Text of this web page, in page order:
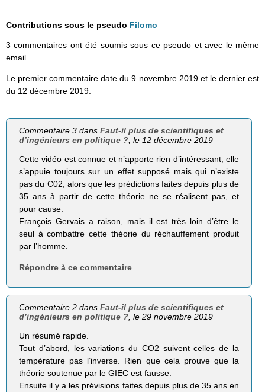
Contributions sous le pseudo Filomo
3 commentaires ont été soumis sous ce pseudo et avec le même
email.
Le premier commentaire date du 9 novembre 2019 et le dernier est
du 12 décembre 2019.
Commentaire 3 dansFaut-il plus de scientifiques et
d’ingénieurs en politique ?, le 12 décembre 2019
Cette vidéo est connue et n’apporte rien d’intéressant, elle
s’appuie toujours sur un effet supposé mais qui n’existe
pas du C02, alors que les prédictions faites depuis plus de
35 ans à partir de cette théorie ne se réalisent pas, et
pour cause.
François Gervais a raison, mais il est très loin d’être le
seul à combattre cette théorie du réchauffement produit
par l’homme.
Répondre à ce commentaire
Commentaire 2 dansFaut-il plus de scientifiques et
d’ingénieurs en politique ? , le 29 novembre 2019
Un résumé rapide.
Tout d’abord, les variations du CO2 suivent celles de la
température pas l’inverse. Rien que cela prouve que la
théorie soutenue par le GIEC est fausse.
Ensuite il y a les prévisions faites depuis plus de 35 ans en